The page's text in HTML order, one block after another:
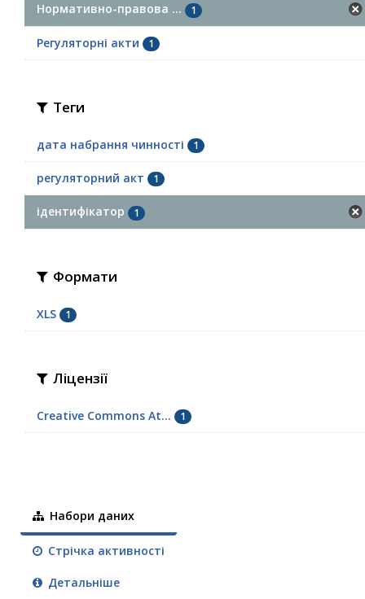
Нормативно-правова ... 1
Регуляторні акти 1
Теги
дата набрання чинності 1
регуляторний акт 1
ідентифікатор 1
Формати
XLS 1
Ліцензії
Creative Commons At... 1
Набори даних
Стрічка активності
Детальніше